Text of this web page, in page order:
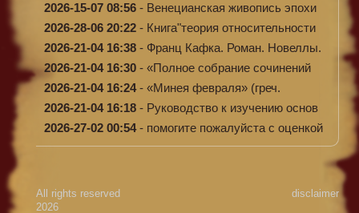
2026-15-07 08:56 - Венецианская живопись эпохи
Во...
2026-28-06 20:22 - Книга"теория относительности
и...
2026-21-04 16:38 - Франц Кафка. Роман. Новеллы.
П...
2026-21-04 16:30 - «Полное собрание сочинений
А.Н...
2026-21-04 16:24- «Минея февраля» (греч.
Μηναίον...
2026-21-04 16:18 - Руководство к изучению основ
к...
2026-27-02 00:54- помогите пожалуйста с оценкой
...
All rights reserved
2026
disclaimer